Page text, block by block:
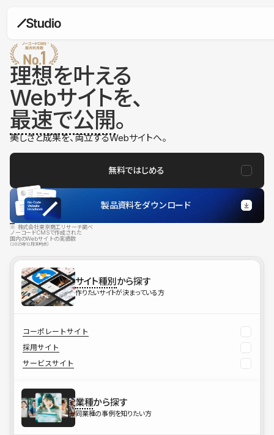
理想を叶える
Webサイトを、
最速で公開。
美しさと成果を、両立するWebサイトへ。
無料ではじめる
製品資料をダウンロード
※ 株式会社東京商工リサーチ調べ
ノーコードCMSで作成された
国内のWebサイトの実績数
（2025年12月末時点）
サイト種別から探す
作りたいサイトが決まっている方
コーポレートサイト
採用サイト
サービスサイト
業種から探す
同業種の事例を知りたい方